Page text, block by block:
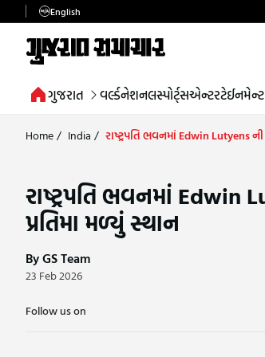
English
ગુજરાત વર્લ્ડનેશનલસ્પોર્ટ્સએન્ટરટેઈનમેન્ટ
Home/ India / રાષ્ટ્રપતિ ભવનમાં Edwin Lutyens
રાષ્ટ્રપતિ ભવનમાં Edwin
પ્રતિમા મળ્યું સ્થાન
By GS Team
23 Feb 2026
Follow us on